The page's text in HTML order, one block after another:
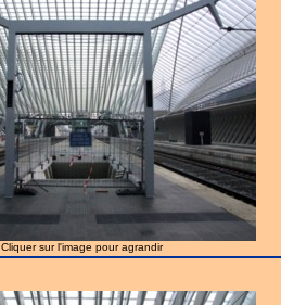
Cliquer sur l'image pour agrandir